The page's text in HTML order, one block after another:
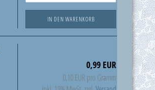
IN DEN WARENKORB
0,99 EUR
0,10 EUR pro Gramm